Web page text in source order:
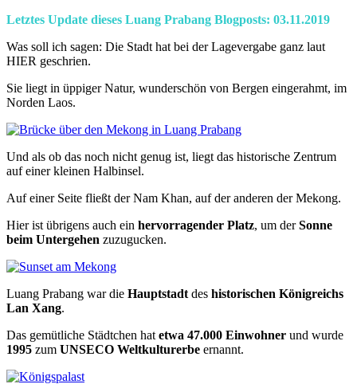
Letztes Update dieses Luang Prabang Blogposts: 03.11.2019
Was soll ich sagen: Die Stadt hat bei der Lagevergabe ganz laut
HIER geschrien.
Sie liegt in üppiger Natur, wunderschön von Bergen eingerahmt, im
Norden Laos.
Und als ob das noch nicht genug ist, liegt das historische Zentrum
auf einer kleinen Halbinsel.
Auf einer Seite fließt der Nam Khan, auf der anderen der Mekong.
Hier ist übrigens auch ein hervorragender Platz, um derSonne
beim Untergehen zuzugucken.
Luang Prabang war die Hauptstadt des historischen Königreichs
Lan Xang.
Das gemütliche Städtchen hat etwa 47.000 Einwohner und wurde
1995 zum UNSECO Weltkulturerbe ernannt.